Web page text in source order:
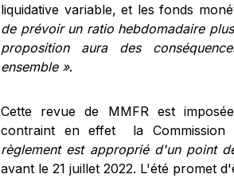
liquidative variable, et les fonds
de prévoir un ratio hebdomadaire
proposition aura des
ensemble ».
Cette revue de MMFR est
contraint en effet la Commission
règlement est approprié d'un point
avant le 21 juillet 2022. L'été promet